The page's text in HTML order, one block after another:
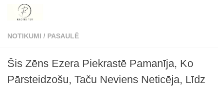
Skip to content
NOTIKUMI / PASAULĒ
Šis Zēns Ezera Piekrastē Pamanīja, Ko
Pārsteidzošu, Taču Neviens Neticēja, Līdz